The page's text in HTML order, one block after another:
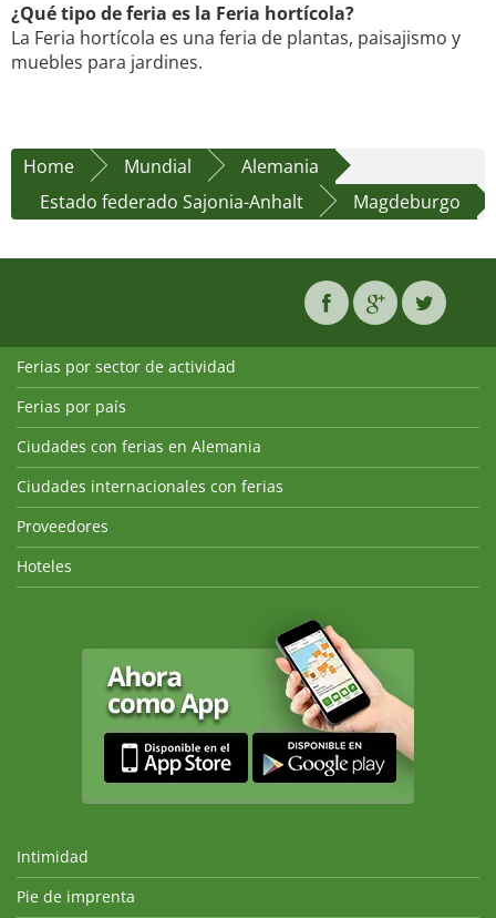
¿Qué tipo de feria es la Feria hortícola?
La Feria hortícola es una feria de plantas, paisajismo y
muebles para jardines.
Home Mundial
Alemania
Estado federado Sajonia-Anhalt
Magdeburgo
Ferias por sector de actividad
Ferias por país
Ciudades con ferias en Alemania
Ciudades internacionales con ferias
Proveedores
Hoteles
Intimidad
Pie de imprenta